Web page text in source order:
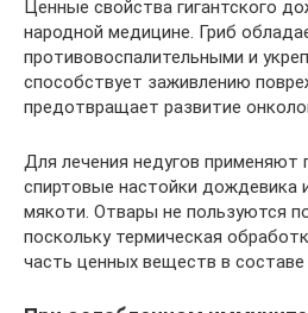
Ценные свойства гигантского
народной медицине. Гриб
противовоспалительными и
способствует заживлению
предотвращает развитие
Для лечения недугов применяют
спиртовые настойки дождевика
мякоти. Отвары не пользуются
поскольку термическая
часть ценных веществ в составе